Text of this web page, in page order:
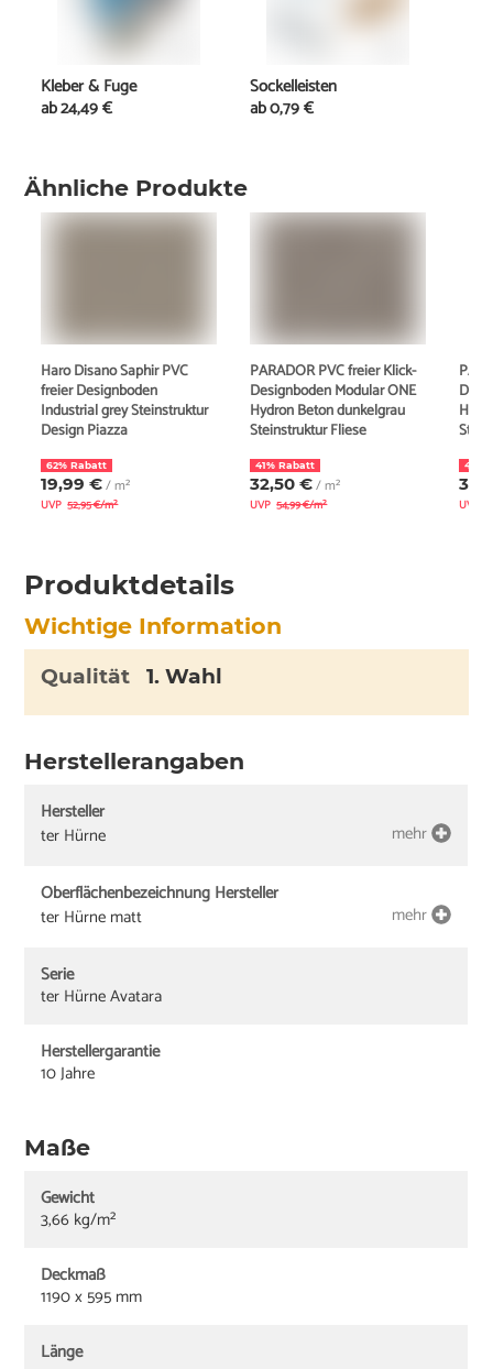
Ähnliche Produkte
Haro Disano Saphir PVC
freier Designboden
Industrial grey Steinstruktur
Design Piazza
62% Rabatt
19,99 €/ m²
UVP 52,95 €/m²
PARADOR PVC freier Klick-
Designboden Modular ONE
Hydron Beton dunkelgrau
Steinstruktur Fliese
41% Rabatt
32,50 €/ m²
UVP 54,99 €/m²
40%
UVP
Produktdetails
Wichtige Information
Qualität 1. Wahl
Herstellerangaben
Hersteller
ter Hürne
mehr
Oberflächenbezeichnung Hersteller
ter Hürne matt
mehr
Serie
ter Hürne Avatara
Herstellergarantie
10 Jahre
Maße
Gewicht
3,66 kg/m²
Deckmaß
1190 x 595 mm
Länge
Kleber & Fuge
ab24,49 €
Sockelleisten
ab0,79 €